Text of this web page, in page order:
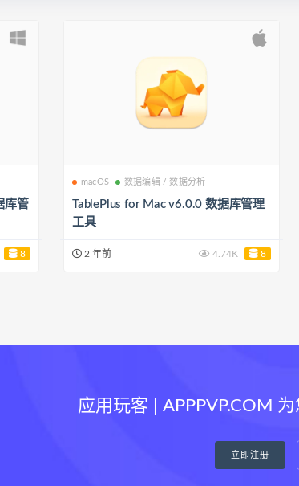
库管
8
macOS 数据编辑 / 数据分析
TablePlus for Mac v6.0.0 数据库管理
工具
2 年前 4.74K 8
应用玩客 | APPPVP.COM
立即注册